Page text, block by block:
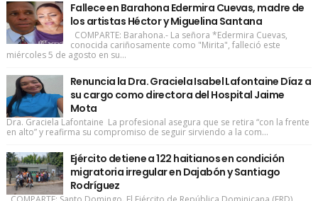
Fallece en Barahona Edermira Cuevas, madre de
los artistas Héctor y Miguelina Santana
COMPARTE: Barahona.- La señora *Edermira Cuevas,
conocida cariñosamente como "Mirita", falleció este
miércoles 5 de agosto en su...
Renuncia la Dra. Graciela Isabel Lafontaine Díaz a
su cargo como directora del Hospital Jaime
Mota
Dra. Graciela Lafontaine La profesional asegura que se retira “con la frente
en alto” y reafirma su compromiso de seguir sirviendo a la com...
Ejército detiene a 122 haitianos en condición
migratoria irregular en Dajabón y Santiago
Rodríguez